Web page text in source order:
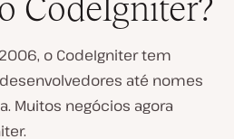
CodeIgniter?
o CodeIgniter tem
até nomes
Muitos negócios agora